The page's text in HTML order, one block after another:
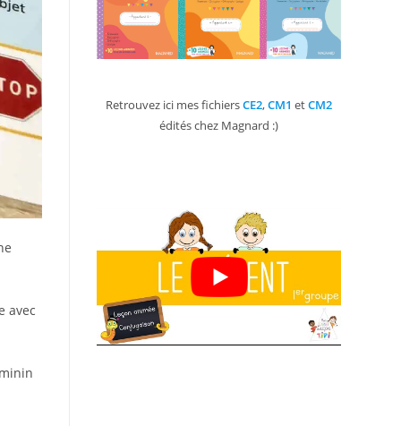
avec
Retrouvez ici mes fichiersCE2,CM1 etCM2
édités chez Magnard :)